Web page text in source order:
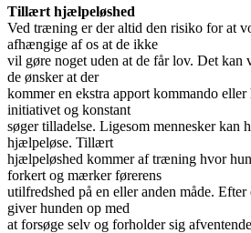
Tillært hjælpeløshed
Ved træning er der altid den risiko for at
afhængige af os at de ikke
vil gøre noget uden at de får lov. Det kan
de ønsker at der
kommer en ekstra apport kommando eller
initiativet og konstant
søger tilladelse. Ligesom mennesker kan
hjælpeløse. Tillært
hjælpeløshed kommer af træning hvor
forkert og mærker førerens
utilfredshed på en eller anden måde.
giver hunden op med
at forsøge selv og forholder sig